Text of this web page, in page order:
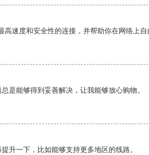
速度和安全性的连接，并帮助你在网络上自
是能够得到妥善解决，让我能够放心购物。
升一下，比如能够支持更多地区的线路。